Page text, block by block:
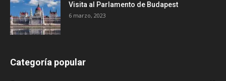
Visita al Parlamento de Budapest
6 marzo, 2023
Categoría popular